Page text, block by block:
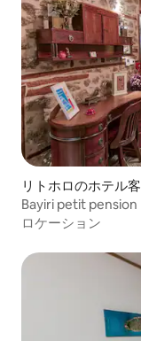
リトホロのホテル
Bayiri petit pension
ロケーション